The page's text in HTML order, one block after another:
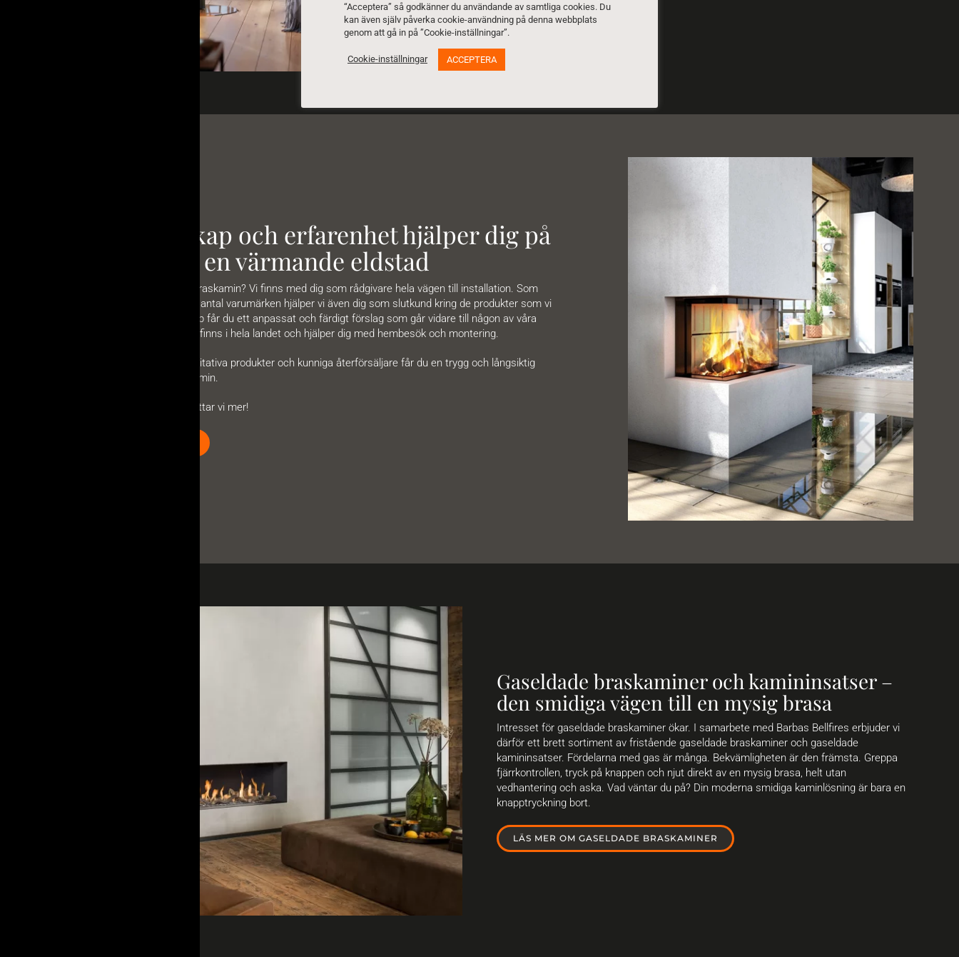
Ladda ner pdf för mer info »
Vår kunskap och erfarenhet hjälper dig på
vägen till en värmande eldstad
Drömmer du om en braskamin? Vi finns med dig som rådgivare hela vägen till installation. Som
generalagentur till ett antal varumärken hjälper vi även dig som slutkund kring de produkter som vi
erbjuder. Med vår hjälp får du ett anpassat och färdigt förslag som går vidare till någon av våra
återförsäljare. Dessa finns i hela landet och hjälper dig med hembesök och montering.
Med vår expertis, kvalitativa produkter och kunniga återförsäljare får du en trygg och långsiktig
lösning för din braskamin.
Kontakta oss så berättar vi mer!
Gaseldade braskaminer och kamininsatser –
den smidiga vägen till en mysig brasa
Intresset för gaseldade braskaminer ökar. I samarbete med Barbas Bellfires erbjuder vi
därför ett brett sortiment av fristående gaseldade braskaminer och gaseldade
kamininsatser. Fördelarna med gas är många. Bekvämligheten är den främsta. Greppa
fjärrkontrollen, tryck på knappen och njut direkt av en mysig brasa, helt utan
vedhantering och aska. Vad väntar du på? Din moderna smidiga kaminlösning är bara en
knapptryckning bort.
LÄS MER OM GASELDADE BRASKAMINER
“Acceptera” så godkänner du användande av samtliga cookies. Du
kan även själv påverka cookie-användning på denna webbplats
genom att gå in på ”Cookie-inställningar”.
Cookie-inställningar ACCEPTERA